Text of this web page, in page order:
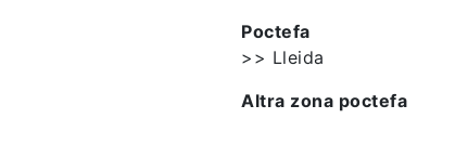
Poctefa
>> Lleida
Altra zona poctefa